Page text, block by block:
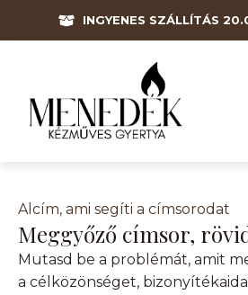
INGYENES SZÁLLÍTÁS
Alcím, ami segíti a címsorodat
Meggyőző címsor,
Mutasd be a problémát, amit
a célközönséget,